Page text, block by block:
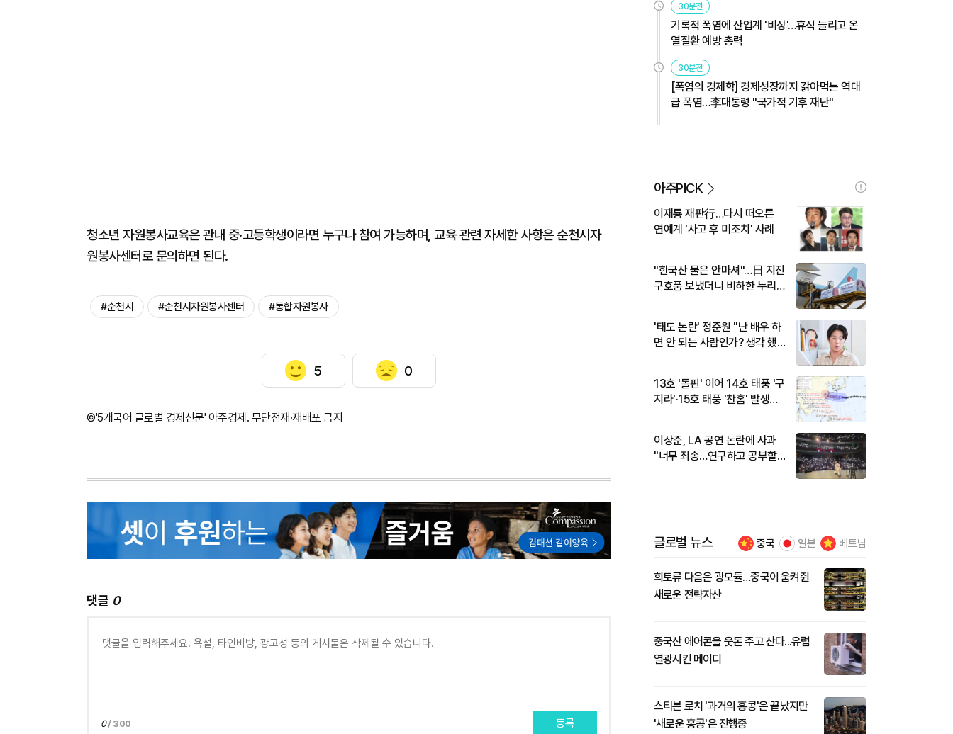
청소년 자원봉사교육은 관내 중·고등학생이라면 누구나 참여 가능하며, 교육 관련 자세한 사항은 순천시자
원봉사센터로 문의하면 된다.
#순천시 #순천시자원봉사센터 #통합자원봉사
5 0
©'5개국어 글로벌 경제신문' 아주경제. 무단전재·재배포 금지
댓글 0
0/ 300 등록
30분전
기록적 폭염에 산업계 '비상'…휴식 늘리고 온
열질환 예방 총력
30분전
[폭염의 경제학] 경제성장까지 갉아먹는 역대
급 폭염…李대통령 "국가적 기후 재난"
아주PICK
이재룡 재판行…다시 떠오른
연예계 '사고 후 미조치' 사례
"한국산 물은 안마셔"…日 지진
구호품 보냈더니 비하한 누리
'태도 논란' 정준원 "난 배우 하
면 안 되는 사람인가? 생각 했
13호 '돌핀' 이어 14호 태풍 '구
지라'·15호 태풍 '찬홈' 발생…
이상준, LA 공연 논란에 사과
"너무 죄송…연구하고 공부할
글로벌 뉴스 중국 일본 베트남
희토류 다음은 광모듈…중국이 움켜쥔
새로운 전략자산
중국산 에어콘을 웃돈 주고 산다...유럽
열광시킨 메이디
스티븐 로치 '과거의 홍콩'은 끝났지만
'새로운 홍콩'은 진행중